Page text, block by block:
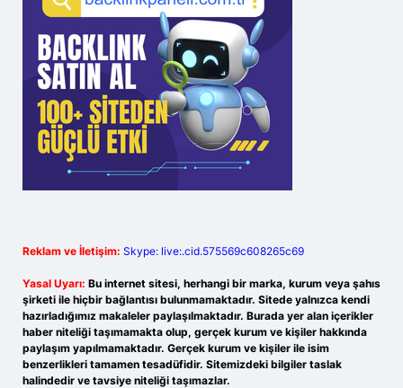
Reklam ve İletişim: Skype: live:.cid.575569c608265c69
Yasal Uyarı: Bu internet sitesi, herhangi bir marka, kurum veya şahıs
şirketi ile hiçbir bağlantısı bulunmamaktadır. Sitede yalnızca kendi
hazırladığımız makaleler paylaşılmaktadır. Burada yer alan içerikler
haber niteliği taşımamakta olup, gerçek kurum ve kişiler hakkında
paylaşım yapılmamaktadır. Gerçek kurum ve kişiler ile isim
benzerlikleri tamamen tesadüfidir. Sitemizdeki bilgiler taslak
halindedir ve tavsiye niteliği taşımazlar.